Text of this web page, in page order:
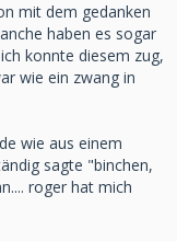
mit dem gedanken
haben es sogar
konnte diesem zug,
wie ein zwang in
wie aus einem
sagte "binchen,
roger hat mich